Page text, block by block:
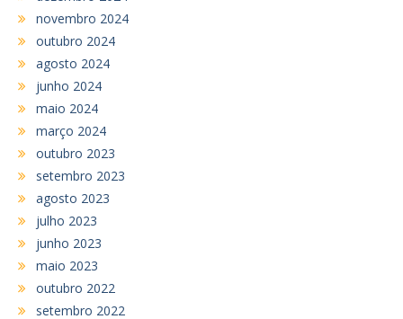
novembro 2024
outubro 2024
agosto 2024
junho 2024
maio 2024
março 2024
outubro 2023
setembro 2023
agosto 2023
julho 2023
junho 2023
maio 2023
outubro 2022
setembro 2022